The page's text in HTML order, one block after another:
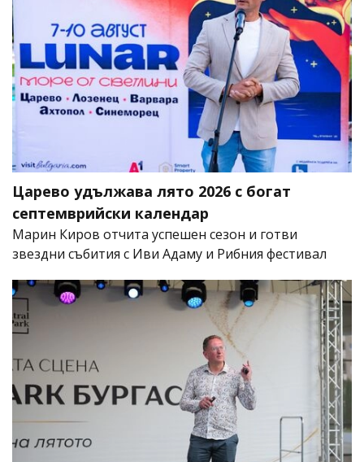
Царево удължава лято 2026 с богат
септемврийски календар
Марин Киров отчита успешен сезон и готви
звездни събития с Иви Адаму и Рибния фестивал